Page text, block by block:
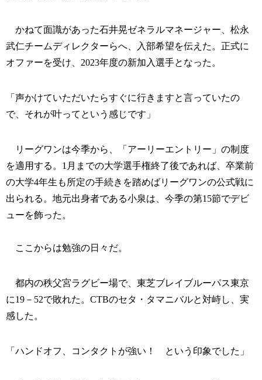
かねて面識があった石井晃ゼネラルマネージャー、松永
武仁チームディレクターらへ、入部希望を伝えた。正式に
オファーを受け、2023年度の新加入選手となった。
「声かけていただいたらすぐに行きますと言っていたの
で、それが叶ってという感じです」
リーグワンは今季から、「アーリーエントリー」の制度
を適用する。1月までの大学選手権終了後であれば、卒業前
の大学4年生も所定の手続きを踏めばリーグワンの公式戦に
出られる。地元出身者である小泉は、今季の第15節でデビ
ューを飾った。
ここからは勉強の日々だ。
都内の秩父宮ラグビー場で、東芝ブレイブルーパス東京
に19－52で敗れた。CTBのセタ・タマニバルと対峙し、実
感した。
「ハンドオフ、コンタクトが強い！ という印象でした」